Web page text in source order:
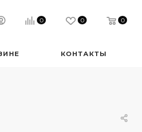
0 0 0
КОНТАКТЫ